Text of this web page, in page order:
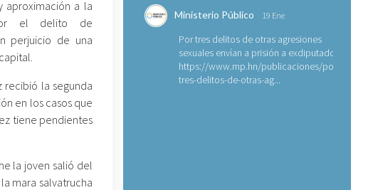
aproximación a la
el delito de
perjuicio de una
recibió la segunda
en los casos que
tiene pendientes
la joven salió del
mara salvatrucha
Ministerio Público 19 Ene
Por tres delitos de otras agresiones
sexuales envían a prisión a exdiputado
https://www.mp.hn/publicaciones/por-
tres-delitos-de-otras-ag...